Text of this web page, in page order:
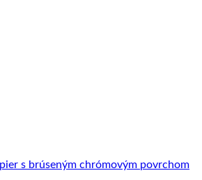
s brúseným chrómovým povrchom